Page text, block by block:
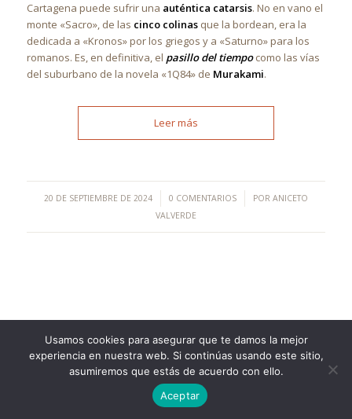
Cartagena puede sufrir una auténtica catarsis. No en vano el
monte «Sacro», de las cinco colinasque la bordean, era la
dedicada a «Kronos» por los griegos y a «Saturno» para los
romanos. Es, en definitiva, el pasillo del tiempocomo las vías
del suburbano de la novela «1Q84» de Murakami.
Leer más
20 DE SEPTIEMBRE DE 2024
/ 0 COMENTARIOS
/ POR ANICETO
VALVERDE
©Copyright [2023] - TecnoMur Sistemas, Informática y
Telecomunicaciones
Usamos cookies para asegurar que te damos la mejor
experiencia en nuestra web. Si continúas usando este sitio,
asumiremos que estás de acuerdo con ello.
Aceptar